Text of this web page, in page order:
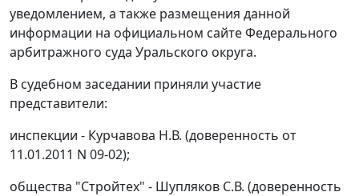
уведомлением, а также размещения данной
информации на официальном сайтеФедерального
арбитражного суда Уральского округа.
В судебном заседании приняли участие
представители:
инспекции - Курчавова Н.В. (доверенность от
11.01.2011 N 09-02);
общества "Стройтех" - Шупляков С.В. (доверенность